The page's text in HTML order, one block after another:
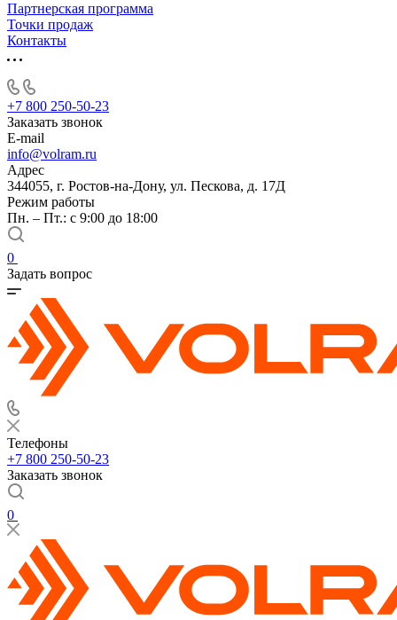
Партнерская программа
Точки продаж
Контакты
+7 800 250-50-23
Заказать звонок
E-mail
info@volram.ru
Адрес
344055, г. Ростов-на-Дону, ул. Пескова, д. 17Д
Режим работы
Пн. – Пт.: с 9:00 до 18:00
0
Задать вопрос
Телефоны
+7 800 250-50-23
Заказать звонок
0